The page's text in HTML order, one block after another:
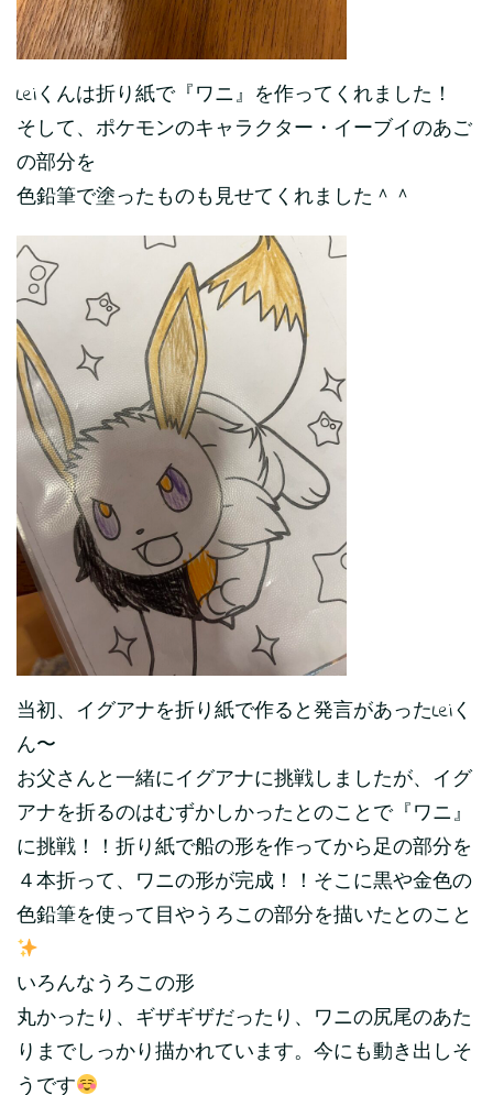
Leiくんは折り紙で『ワニ』を作ってくれました！
そして、ポケモンのキャラクター・イーブイのあご
の部分を
色鉛筆で塗ったものも見せてくれました＾＾
当初、イグアナを折り紙で作ると発言があったLeiく
ん〜
お父さんと一緒にイグアナに挑戦しましたが、イグ
アナを折るのはむずかしかったとのことで『ワニ』
に挑戦！！折り紙で船の形を作ってから足の部分を
４本折って、ワニの形が完成！！そこに黒や金色の
色鉛筆を使って目やうろこの部分を描いたとのこと
いろんなうろこの形
丸かったり、ギザギザだったり、ワニの尻尾のあた
りまでしっかり描かれています。今にも動き出しそ
うです